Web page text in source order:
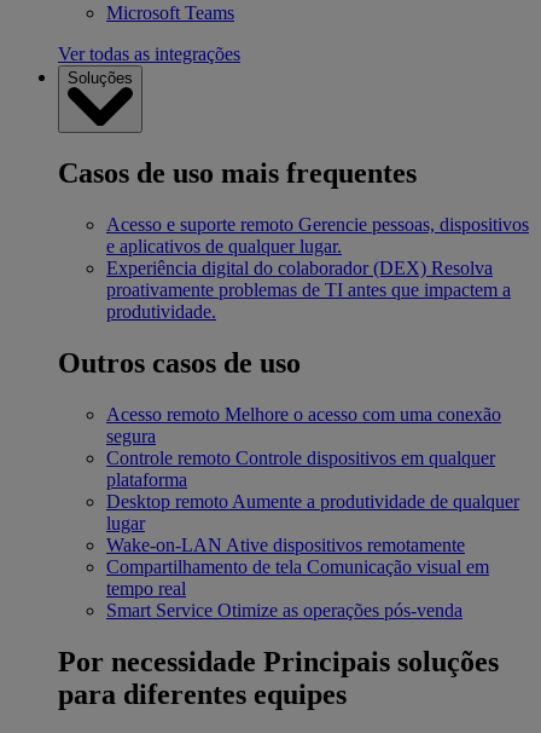
Microsoft Teams
Ver todas as integrações
Soluções
Casos de uso mais frequentes
Acesso e suporte remoto Gerencie pessoas, dispositivos
e aplicativos de qualquer lugar.
Experiência digital do colaborador (DEX) Resolva
proativamente problemas de TI antes que impactem a
produtividade.
Outros casos de uso
Acesso remoto Melhore o acesso com uma conexão
segura
Controle remoto Controle dispositivos em qualquer
plataforma
Desktop remoto Aumente a produtividade de qualquer
lugar
Wake-on-LAN Ative dispositivos remotamente
Compartilhamento de tela Comunicação visual em
tempo real
Smart Service Otimize as operações pós-venda
Por necessidade Principais soluções
para diferentes equipes